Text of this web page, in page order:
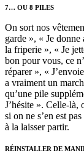
7… OU 8 PILES
On sort nos
garde », « Je
la friperie », « Je
bon pour vous, ce
réparer », «
a vraiment un
qu’une pile
J’hésite ». Celle-là,
si on ne s’en est
à la laisser partir.
RÉINSTALLER DE